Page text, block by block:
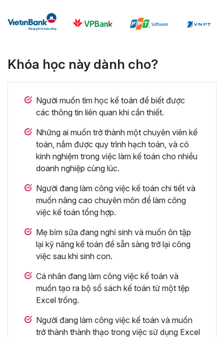
Khóa học này dành cho?
Người muốn tìm học kế toán để biết được
các thông tin liên quan khi cần thiết.
Những ai muốn trở thành một chuyên viên kế
toán, nắm được quy trình hạch toán, và có
kinh nghiệm trong việc làm kế toán cho nhiều
doanh nghiệp cùng lúc.
Người đang làm công việc kế toán chi tiết và
muốn nâng cao chuyên môn để làm công
việc kế toán tổng hợp.
Mẹ bỉm sữa đang nghỉ sinh và muốn ôn tập
lại kỹ năng kế toán để sẵn sàng trở lại công
việc sau khi sinh con.
Cá nhân đang làm công việc kế toán và
muốn tạo ra bộ sổ sách kế toán từ một tệp
Excel trống.
Người đang làm công việc kế toán và muốn
trở thành thành thạo trong việc sử dụng Excel